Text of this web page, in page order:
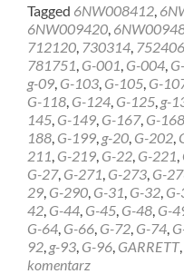
Tagged 6NW008412,
6NW009420,
712120, 730314, 752406
781751, G-001, G-004,
g-09, G-103, G-105, G-
G-118, G-124, G-125, g-
145, G-149, G-167, G-168
188, G-199, g-20, G-202,
211, G-219, G-22, G-221,
G-27, G-271, G-273, G-
29, G-290, G-31, G-32,
42, G-44, G-45, G-48, G-
G-64, G-66, G-72, G-74,
92, g-93, G-96, GARRETT,
komentarz